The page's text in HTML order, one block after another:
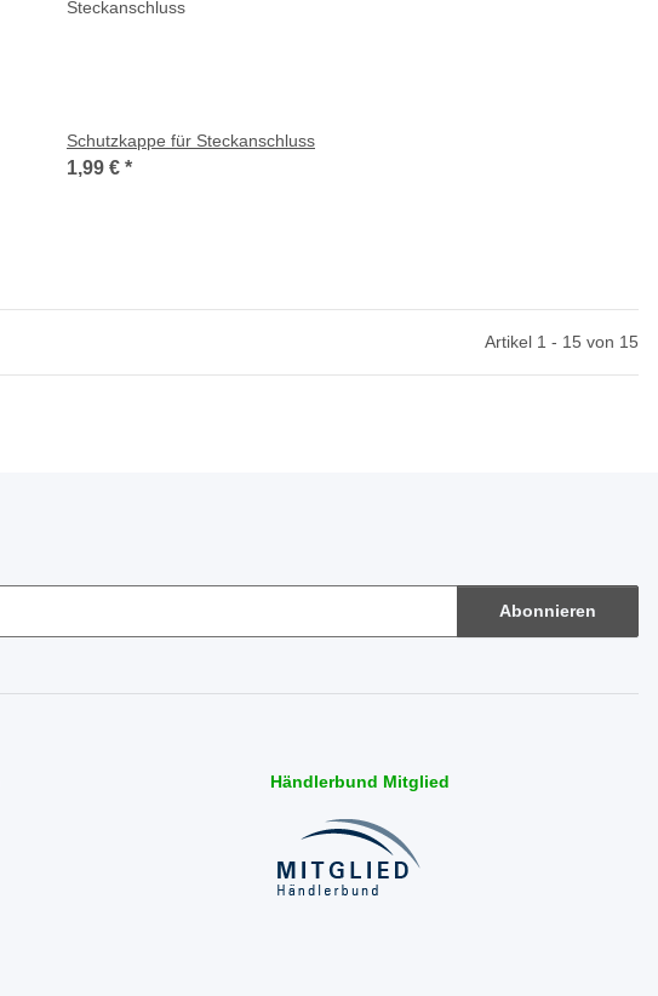
Schutzkappe für Steckanschluss
1,99 € *
Artikel 1 - 15 von 15
Abonnieren
Händlerbund Mitglied